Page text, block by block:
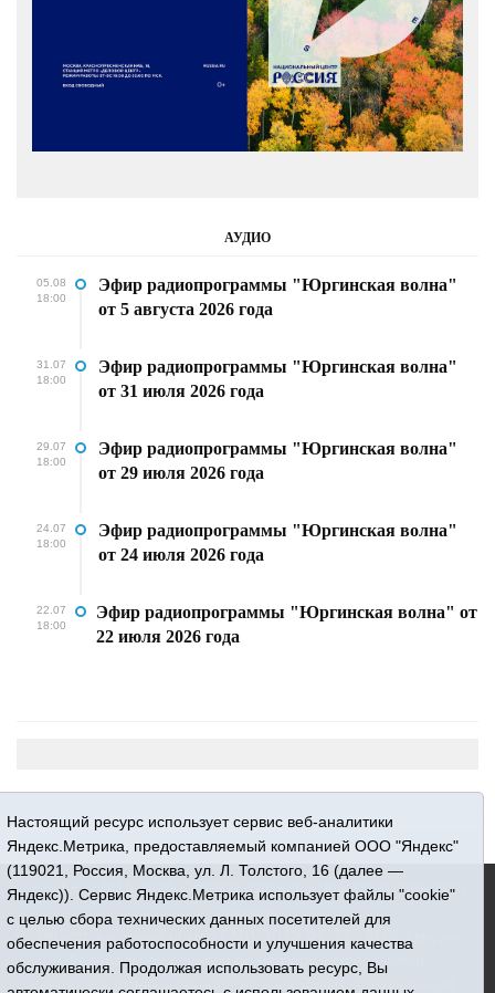
АУДИО
05.08
18:00
Эфир радиопрограммы "Юргинская волна"
от 5 августа 2026 года
31.07
18:00
Эфир радиопрограммы "Юргинская волна"
от 31 июля 2026 года
29.07
18:00
Эфир радиопрограммы "Юргинская волна"
от 29 июля 2026 года
24.07
18:00
Эфир радиопрограммы "Юргинская волна"
от 24 июля 2026 года
22.07
18:00
Эфир радиопрограммы "Юргинская волна" от
22 июля 2026 года
16+ © 2015-2026 Сетевое издание «Новости Юргинского
Регистрационный номер СМИ ЭЛ № ФС 77 - 66052 выдан
Федеральной службой по надзору в сфере связи,
Настоящий ресурс использует сервис веб-аналитики
Яндекс.Метрика, предоставляемый компанией ООО "Яндекс"
(119021, Россия, Москва, ул. Л. Толстого, 16 (далее —
Яндекс)). Сервис Яндекс.Метрика использует файлы "cookie"
с целью сбора технических данных посетителей для
обеспечения работоспособности и улучшения качества
обслуживания. Продолжая использовать ресурс, Вы